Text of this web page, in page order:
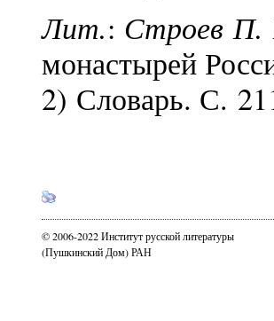
Лит.: Строев
монастырей
2) Словарь. С.
© 2006-2022 Институт русской литературы
(Пушкинский Дом) РАН